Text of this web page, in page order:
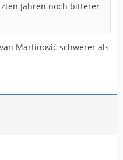
Jahren noch bitterer
Martinović schwerer als